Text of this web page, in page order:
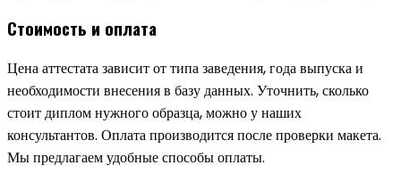
Стоимость и оплата
Цена аттестата зависит от типа заведения, года выпуска и
необходимости внесения в базу данных. Уточнить, сколько
стоит диплом нужного образца, можно у наших
консультантов. Оплата производится после проверки макета.
Мы предлагаем удобные способы оплаты.